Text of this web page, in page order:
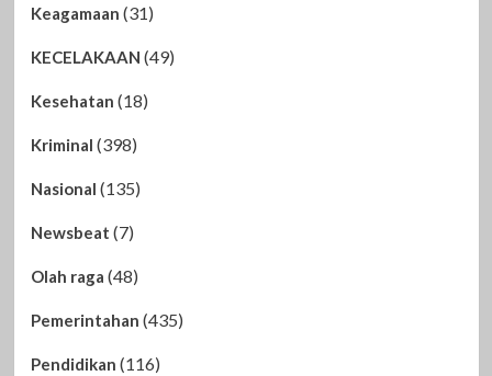
Keagamaan (31)
KECELAKAAN (49)
Kesehatan (18)
Kriminal (398)
Nasional (135)
Newsbeat (7)
Olah raga (48)
Pemerintahan (435)
Pendidikan (116)